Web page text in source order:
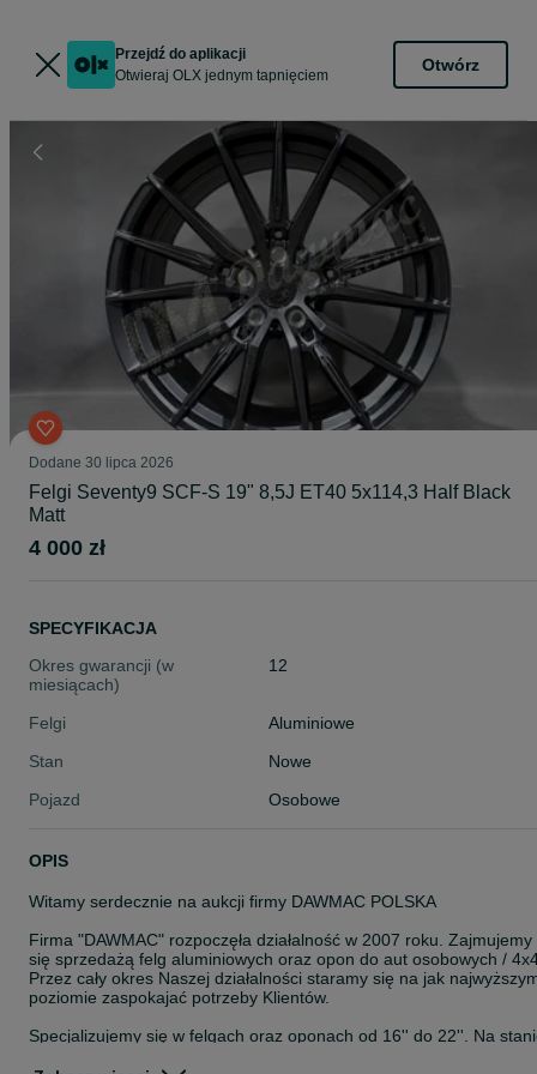
Przejdź do aplikacji
Otwieraj OLX jednym tapnięciem
Otwórz
Dodane 30 lipca 2026
Felgi Seventy9 SCF-S 19" 8,5J ET40 5x114,3 Half Black
Matt
4 000 zł
SPECYFIKACJA
Okres gwarancji (w
miesiącach)
12
Felgi
Aluminiowe
Stan
Nowe
Pojazd
Osobowe
OPIS
Witamy serdecznie na aukcji firmy DAWMAC POLSKA
Firma "DAWMAC" rozpoczęła działalność w 2007 roku. Zajmujemy
się sprzedażą felg aluminiowych oraz opon do aut osobowych /
Przez cały okres Naszej działalności staramy się na jak
poziomie zaspokajać potrzeby Klientów.
Specjalizujemy się w felgach oraz oponach od 16'' do 22''. Na